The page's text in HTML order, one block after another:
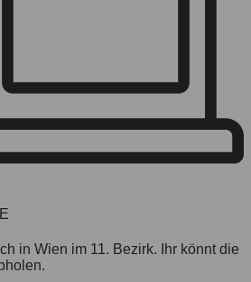
in Wien im 11. Bezirk. Ihr könnt die